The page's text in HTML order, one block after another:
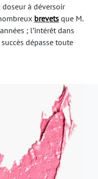
à déversoir
brevets que M.
; l’intérêt dans
dépasse toute